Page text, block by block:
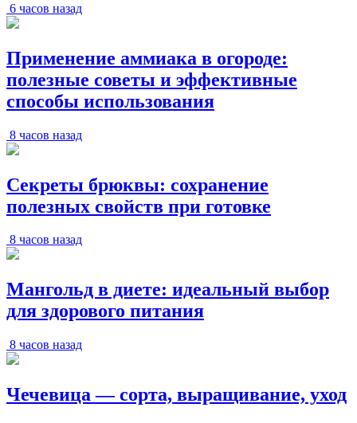
6 часов назад
Применение аммиака в огороде:
полезные советы и эффективные
способы использования
8 часов назад
Секреты брюквы: сохранение
полезных свойств при готовке
8 часов назад
Мангольд в диете: идеальный выбор
для здорового питания
8 часов назад
Чечевица — сорта, выращивание, уход